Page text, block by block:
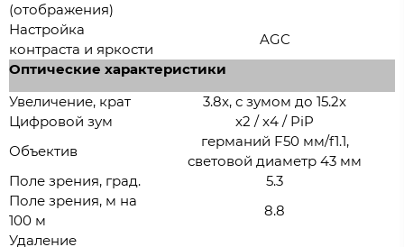
(отображения)
Настройка
контраста и яркости
AGC
Оптические характеристики
Увеличение, крат
3.8x, с зумом до 15.2x
Цифровой зум
x2 / x4 / PiP
Объектив
германий F50 мм/f1.1,
световой диаметр 43 мм
Поле зрения, град.
5.3
Поле зрения, м на
100 м
8.8
Удаление